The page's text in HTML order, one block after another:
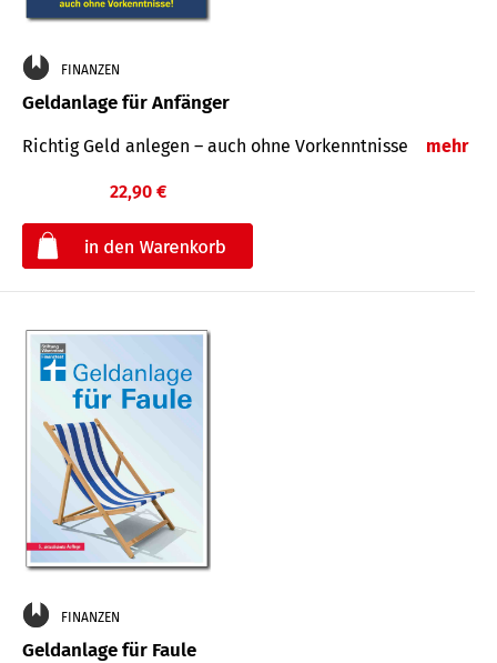
FINANZEN
Geldanlage für Anfänger
Richtig Geld anlegen – auch ohne Vorkenntnisse mehr
22,90 €
FINANZEN
Geldanlage für Faule